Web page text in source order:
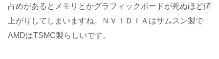
占めがあるとメモリとかグラフィックボードが死ぬほど値
上がりしてしまいますね。ＮＶＩＤＩＡはサムスン製で
AMDはTSMC製らしいです。